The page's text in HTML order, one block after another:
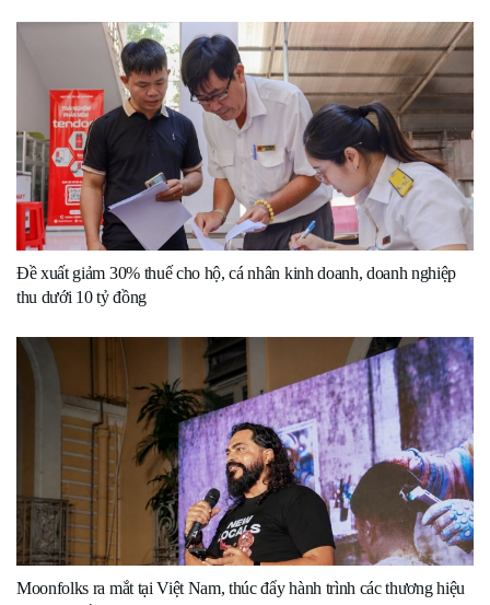
Đề xuất giảm 30% thuế cho hộ, cá nhân kinh doanh, doanh nghiệp
thu dưới 10 tỷ đồng
Moonfolks ra mắt tại Việt Nam, thúc đẩy hành trình các thương hiệu